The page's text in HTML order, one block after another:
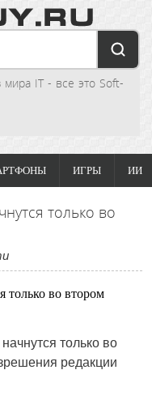
IT - все это Soft-
ИГРЫ ИИ
только во
только во
редакции